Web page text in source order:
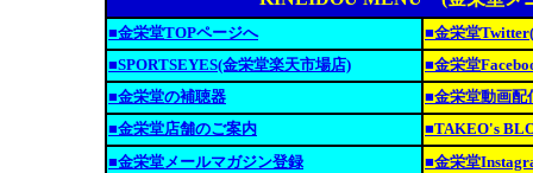
■金栄堂TOPページへ
■金栄堂
■SPORTSEYES(金栄堂楽天市場店)
■金栄堂
■金栄堂の補聴器
■金栄堂動画配
■金栄堂店舗のご案内
■TAKEO's
■金栄堂メールマガジン登録
■金栄堂